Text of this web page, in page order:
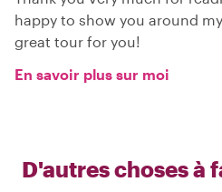
happy to show you around
great tour for you!
En savoir plus sur moi
D'autres choses à